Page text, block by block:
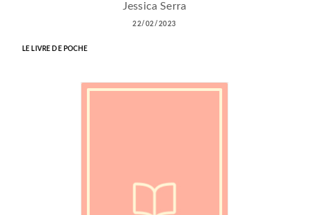
Jessica Serra
22/02/2023
LE LIVRE DE POCHE